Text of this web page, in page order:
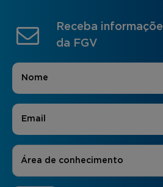
Receba
da FGV
Nome
E-mail
Áreas de Interesse
Área de conhecimento